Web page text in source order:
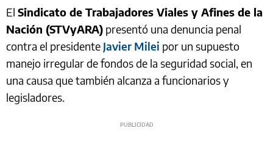
El Sindicato de Trabajadores Viales y Afines de la
Nación (STVyARA) presentó una denuncia penal
contra el presidente Javier Milei por un supuesto
manejo irregular de fondos de la seguridad social, en
una causa que también alcanza a funcionarios y
legisladores.